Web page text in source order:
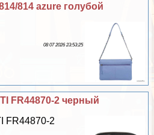
814 azure гoлyбой
08 07 2026 23:53:25
FR44870-2 черный
FR44870-2